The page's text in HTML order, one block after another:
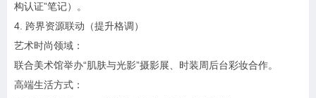
构认证”笔记）。
4. 跨界资源联动（提升格调）
艺术时尚领域：
联合美术馆举办“肌肤与光影”摄影展、时装周后台彩妆合作。
高端生活方式：